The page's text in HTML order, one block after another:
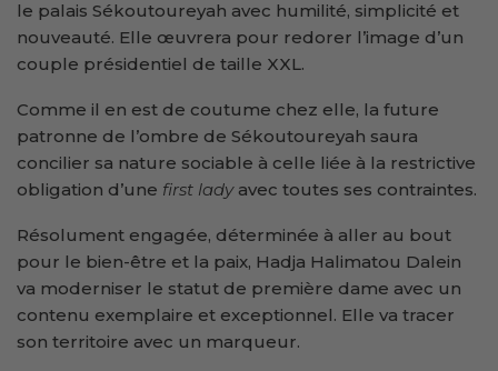
le palais Sékoutoureyah avec humilité, simplicité et
nouveauté. Elle œuvrera pour redorer l’image d’un
couple présidentiel de taille XXL.
Comme il en est de coutume chez elle, la future
patronne de l’ombre de Sékoutoureyah saura
concilier sa nature sociable à celle liée à la restrictive
obligation d’une first ladyavec toutes ses contraintes.
Résolument engagée, déterminée à aller au bout
pour le bien-être et la paix, Hadja Halimatou Dalein
va moderniser le statut de première dame avec un
contenu exemplaire et exceptionnel. Elle va tracer
son territoire avec un marqueur.